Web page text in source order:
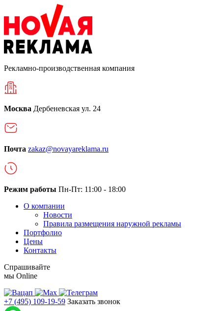
Рекламно-производственная компания
Москва Дербеневская ул. 24
Почта zakaz@novayareklama.ru
Режим работы Пн-Пт: 11:00 - 18:00
О компании
Новости
Правила размещения наружной рекламы
Портфолио
Цены
Контакты
Спрашивайте
мы Online
+7 (495) 109-19-59 Заказать звонок